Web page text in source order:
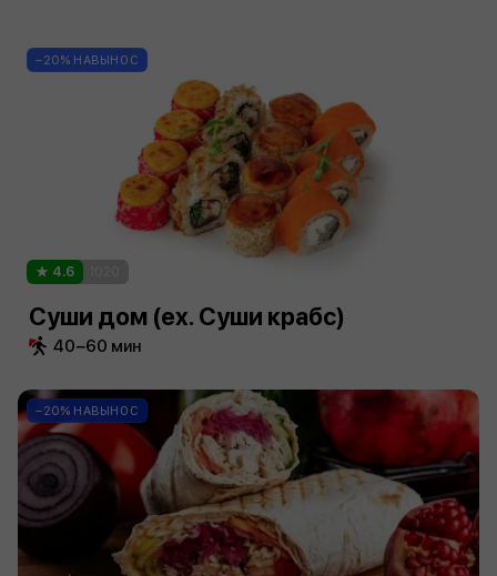
−20% НАВЫНОС
4.6
Суши дом (ex. Суши крабс)
40−60 мин
−20% НАВЫНОС